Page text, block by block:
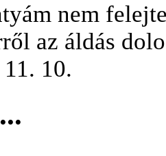
nem
az áldás
10.